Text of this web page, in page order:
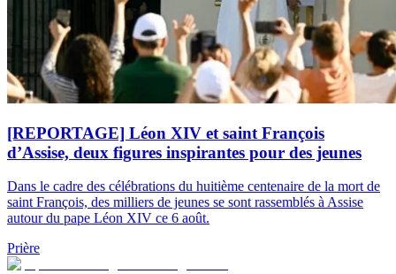
[REPORTAGE] Léon XIV et saint François
d’Assise, deux figures inspirantes pour des jeunes
Dans le cadre des célébrations du huitième centenaire de la mort de
saint François, des milliers de jeunes se sont rassemblés à Assise
autour du pape Léon XIV ce 6 août.
Prière